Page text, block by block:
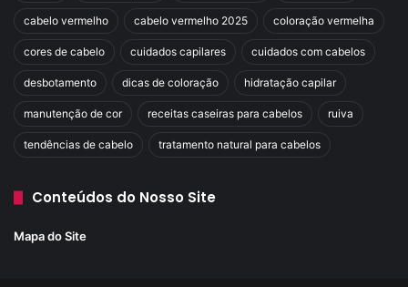
cabelo vermelho cabelo vermelho 2025 coloração vermelha
cores de cabelo cuidados capilares cuidados com cabelos
desbotamento dicas de coloração hidratação capilar
manutenção de cor receitas caseiras para cabelos ruiva
tendências de cabelo tratamento natural para cabelos
Conteúdos do Nosso Site
Mapa do Site